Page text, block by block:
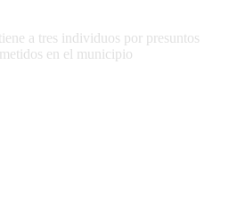
a tres individuos por presuntos
en el municipio